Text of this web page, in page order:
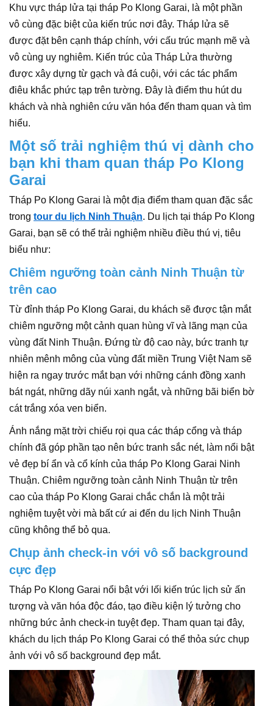
Khu vực tháp lửa tại tháp Po Klong Garai, là một phần
vô cùng đặc biệt của kiến trúc nơi đây. Tháp lửa sẽ
được đặt bên cạnh tháp chính, với cấu trúc mạnh mẽ và
vô cùng uy nghiêm. Kiến trúc của Tháp Lửa thường
được xây dựng từ gạch và đá cuội, với các tác phẩm
điêu khắc phức tạp trên tường. Đây là điểm thu hút du
khách và nhà nghiên cứu văn hóa đến tham quan và tìm
hiểu.
Một số trải nghiệm thú vị dành cho
bạn khi tham quan tháp Po Klong
Garai
Tháp Po Klong Garai là một địa điểm tham quan đặc sắc
trong tour du lịch Ninh Thuận. Du lịch tại tháp Po Klong
Garai, bạn sẽ có thể trải nghiệm nhiều điều thú vị, tiêu
biểu như:
Chiêm ngưỡng toàn cảnh Ninh Thuận từ
trên cao
Từ đỉnh tháp Po Klong Garai, du khách sẽ được tận mắt
chiêm ngưỡng một cảnh quan hùng vĩ và lãng mạn của
vùng đất Ninh Thuận. Đứng từ độ cao này, bức tranh tự
nhiên mênh mông của vùng đất miền Trung Việt Nam sẽ
hiện ra ngay trước mắt bạn với những cánh đồng xanh
bát ngát, những dãy núi xanh ngắt, và những bãi biển bờ
cát trắng xóa ven biển.
Ánh nắng mặt trời chiếu rọi qua các tháp cổng và tháp
chính đã góp phần tạo nên bức tranh sắc nét, làm nổi bật
vẻ đẹp bí ẩn và cổ kính của tháp Po Klong Garai Ninh
Thuận. Chiêm ngưỡng toàn cảnh Ninh Thuận từ trên
cao của tháp Po Klong Garai chắc chắn là một trải
nghiệm tuyệt vời mà bất cứ ai đến du lịch Ninh Thuận
cũng không thể bỏ qua.
Chụp ảnh check-in với vô số background
cực đẹp
Tháp Po Klong Garai nổi bật với lối kiến trúc lịch sử ấn
tượng và văn hóa độc đáo, tạo điều kiện lý tưởng cho
những bức ảnh check-in tuyệt đẹp. Tham quan tại đây,
khách du lịch tháp Po Klong Garai có thể thỏa sức chụp
ảnh với vô số background đẹp mắt.